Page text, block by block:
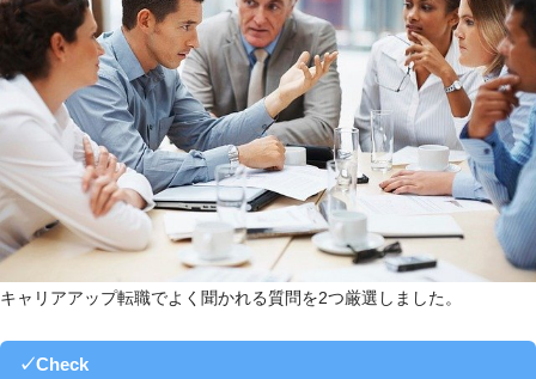
キャリアアップ転職でよく聞かれる質問を2つ厳選しました。
✓Check